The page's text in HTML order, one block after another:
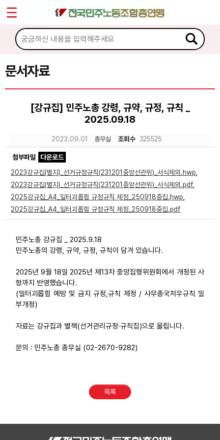
문서자료
[강규집] 민주노총 강령, 규약, 규정, 규칙 _
2025.09.18
2023.09.01 총무실 조회수 325525
첨부파일
다운로드
2023강규집(별지)_선거규정규칙(231201중앙선관위)_서식제외.hwp
2023강규집(별지)_선거규정규칙(231201중앙선관위)_서식제외.pdf
2025강규집_A4_일터괴롭힘 규정규칙 제정_250918중집.hwp
2025강규집_A4_일터괴롭힘 규정규칙 제정_250918중집.pdf
민주노총 강규집 _ 2025.9.18
민주노총의 강령, 규약, 규정, 규칙이 담겨 있습니다.
2025년 9월 18일 2025년 제13차 중앙집행위원회에서 개정된 사
항까지 반영했습니다.
(일터괴롭힘 예방 및 금지 규정,규칙 제정 / 사무총국처우규칙 일
부개정)
자료는 강규집과 별책(선거관리규정·규칙집)으로 올립니다.
문의 : 민주노총 총무실 (02-2670-9282)
목록
마이페이지
소개
소식
문서자료
이미지자료
미디어자료
카드뉴스
Sketchbook5, 스케치북5
Sketchbook5, 스케치북5